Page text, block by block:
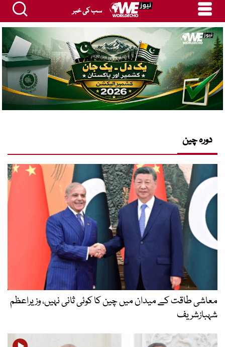
سب کی خبر
دورہ چین
معاشی طاقت کے میدان میں چین کا کوئی ثانی نہیں، وزیراعظم
شہبازشریف